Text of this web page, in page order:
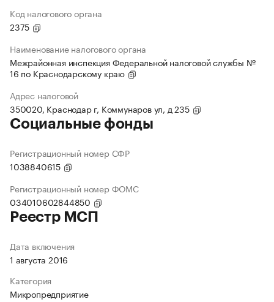
Код налогового органа
2375
Наименование налогового органа
Межрайонная инспекция Федеральной налоговой службы №
16 по Краснодарскому краю
Адрес налоговой
350020, Краснодар г, Коммунаров ул, д 235
Социальные фонды
Регистрационный номер СФР
1038840615
Регистрационный номер ФОМС
034010602844850
Реестр МСП
Дата включения
1 августа 2016
Категория
Микропредприятие